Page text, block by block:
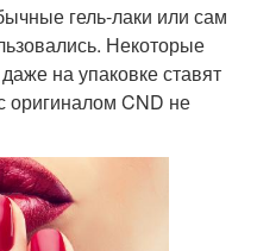
гель-лаки или сам
Некоторые
на упаковке ставят
оригиналом CND не